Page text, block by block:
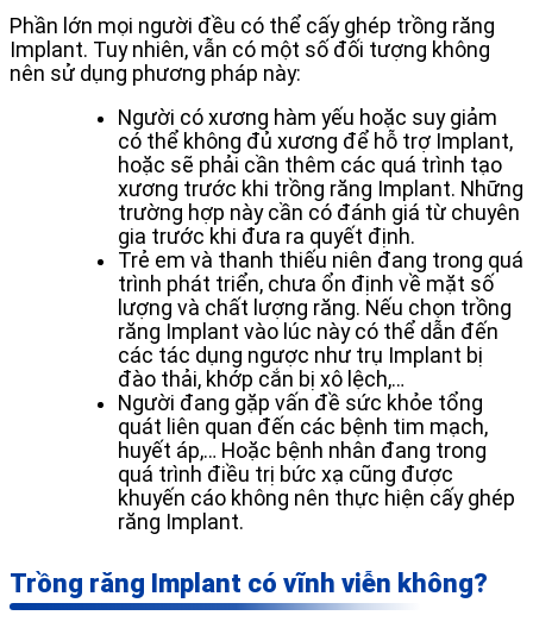
Phần lớn mọi người đều có thể cấy ghép trồng răng
Implant. Tuy nhiên, vẫn có một số đối tượng không
nên sử dụng phương pháp này:
Người có xương hàm yếu hoặc suy giảm
có thể không đủ xương để hỗ trợ Implant,
hoặc sẽ phải cần thêm các quá trình tạo
xương trước khi trồng răng Implant. Những
trường hợp này cần có đánh giá từ chuyên
gia trước khi đưa ra quyết định.
Trẻ em và thanh thiếu niên đang trong quá
trình phát triển, chưa ổn định về mặt số
lượng và chất lượng răng. Nếu chọn trồng
răng Implant vào lúc này có thể dẫn đến
các tác dụng ngược như trụ Implant bị
đào thải, khớp cắn bị xô lệch,…
Người đang gặp vấn đề sức khỏe tổng
quát liên quan đến các bệnh tim mạch,
huyết áp,… Hoặc bệnh nhân đang trong
quá trình điều trị bức xạ cũng được
khuyến cáo không nên thực hiện cấy ghép
răng Implant.
Trồng răng Implant có vĩnh viễn không?